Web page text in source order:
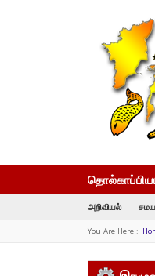
அறிவியல்
You Are Here :